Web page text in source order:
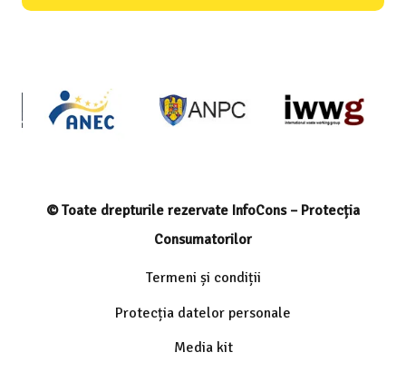
© Toate drepturile rezervate InfoCons – Protecția
Consumatorilor
Termeni și condiții
Protecția datelor personale
Media kit